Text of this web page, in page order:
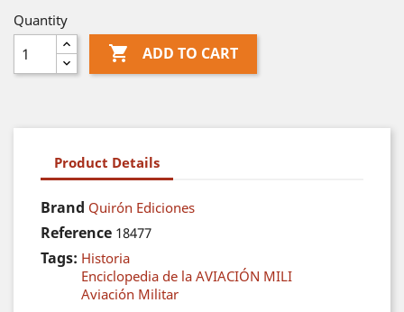
Quantity
 ADD TO CART
Product Details
Brand Quirón Ediciones
Reference 18477
Tags: Historia
Enciclopedia de la AVIACIÓN MILI
Aviación Militar